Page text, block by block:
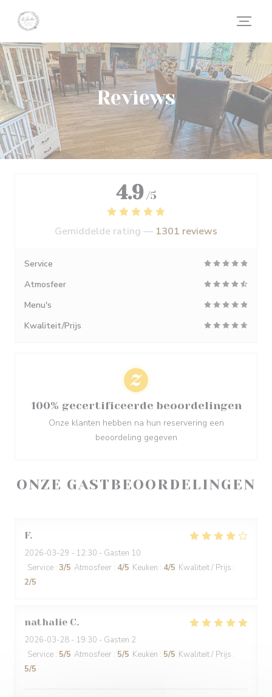
Reviews
ONZE GASTBEOORDELINGEN
F
2026-03-29 - 12:30 - Gasten 10
Service : 3/5 Atmosfeer : 4/5 Keuken : 4/5 Kwaliteit / Prijs :
2/5
nathalie C
2026-03-28 - 19:30 - Gasten 2
Service : 5/5 Atmosfeer : 5/5 Keuken : 5/5 Kwaliteit / Prijs :
5/5
4.9 /5
Gemiddelde rating — 1301 reviews
Service
Atmosfeer
Menu's
Kwaliteit/Prijs
100% gecertificeerde beoordelingen
Onze klanten hebben na hun reservering een
beoordeling gegeven